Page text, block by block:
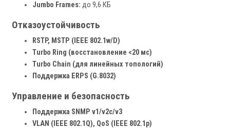
Jumbo Frames: до 9,6 КБ
Отказоустойчивость
RSTP, MSTP (IEEE 802.1w/D)
Turbo Ring (восстановление <20 мс)
Turbo Chain (для линейных топологий)
Поддержка ERPS (G.8032)
Управление и безопасность
Поддержка SNMP v1/v2c/v3
VLAN (IEEE 802.1Q), QoS (IEEE 802.1p)